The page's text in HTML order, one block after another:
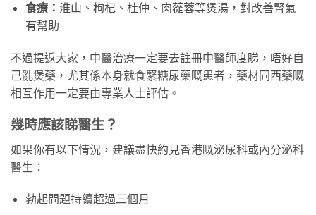
食療： 淮山、枸杞、杜仲、肉蓯蓉等煲湯，對改善腎氣
有幫助
不過提返大家，中醫治療一定要去註冊中醫師度睇，唔好自
己亂煲藥，尤其係本身就食緊糖尿藥嘅患者，藥材同西藥嘅
相互作用一定要由專業人士評估。
幾時應該睇醫生？
如果你有以下情況，建議盡快約見香港嘅泌尿科或內分泌科
醫生：
勃起問題持續超過三個月